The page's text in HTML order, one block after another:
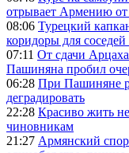
отрывает Армению от
08:06 Турецкий
коридоры для
07:11 От сдачи
Пашиняна пробил
06:28 При Пашиняне
деградировать
22:28 Красиво жить
чиновникам
21:27 Армянский